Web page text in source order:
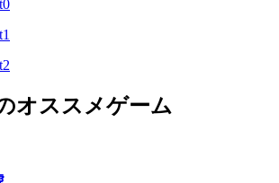
オススメゲーム